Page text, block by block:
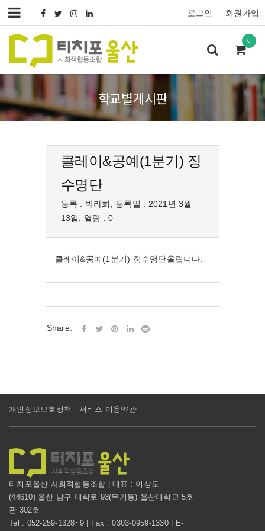
로그인 회원가입
0
학교별게시판
클레이&공예(1분기) 징
수명단
등록 : 박라희, 등록일 : 2021년 3월
13일, 열람 : 0
클레이&공예(1분기) 징수명단올립니다.
Share:
개인정보보호정책 서비스 이용약관
티치포울산 사회적협동조합 | 대표 : 이상도
(44610) 울산 남구 대학로 93(무거동) 울산대학교 5호
관 302호
Tel : 052-259-1328~9 | Fax : 0303-0959-1330 | E-